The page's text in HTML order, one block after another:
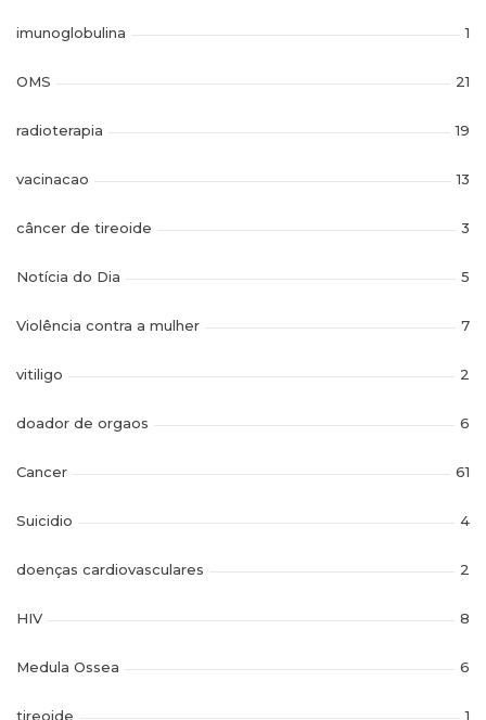
imunoglobulina 1
OMS 21
radioterapia 19
vacinacao 13
câncer de tireoide 3
Notícia do Dia 5
Violência contra a mulher 7
vitiligo 2
doador de orgaos 6
Cancer 61
Suicidio 4
doenças cardiovasculares 2
HIV 8
Medula Ossea 6
tireoide 1